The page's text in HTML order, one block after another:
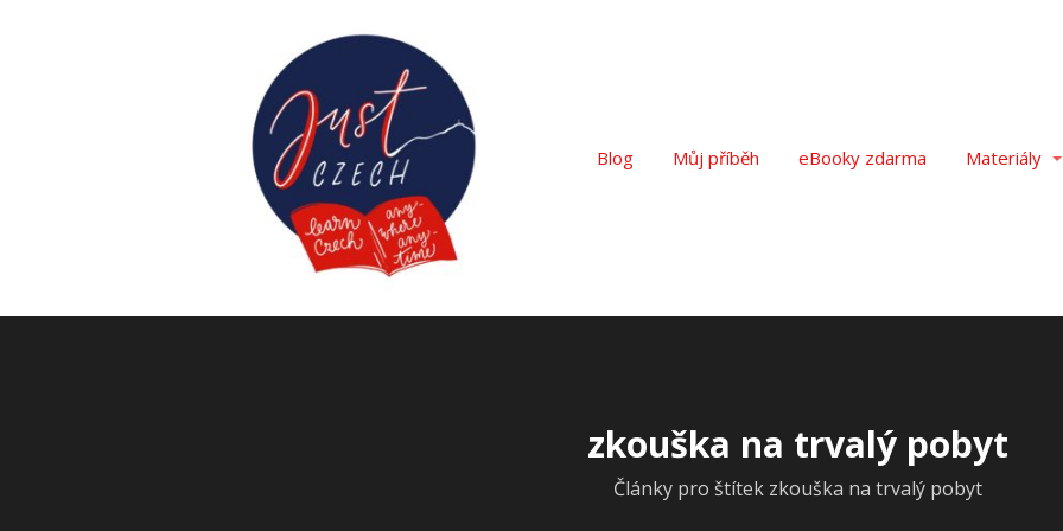
Blog Můj příběh eBooky zdarma Materiály
zkouška na trvalý pobyt
Články pro štítek zkouška na trvalý pobyt